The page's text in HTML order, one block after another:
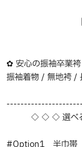
✿ 安心の振袖卒業
振袖着物 / 無地袴 /
◇ ◇ ◇ 選べる